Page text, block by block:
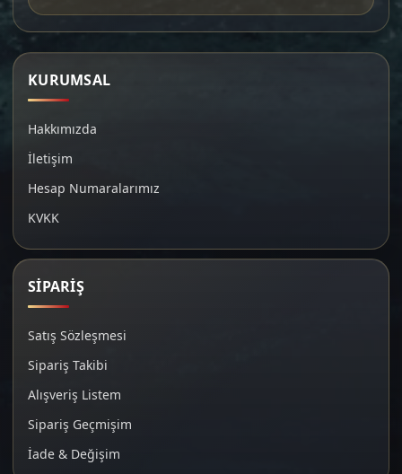
KURUMSAL
Hakkımızda
İletişim
Hesap Numaralarımız
KVKK
SİPARİŞ
Satış Sözleşmesi
Sipariş Takibi
Alışveriş Listem
Sipariş Geçmişim
İade & Değişim